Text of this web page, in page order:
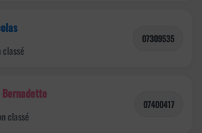
07309535
Bernadette
classé
07400417